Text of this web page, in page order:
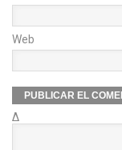
Web
Δ